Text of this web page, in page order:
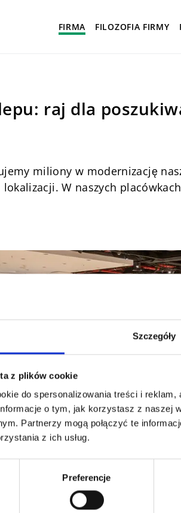
Szczegóły
z plików cookie
do spersonalizowania treści i reklam,
o tym, jak korzystasz z naszej
Partnerzy mogą połączyć te
z ich usług.
Preferencje
FIRMA FILOZOFIA FIRMY
raj dla
miliony w modernizację
W naszych
nowoczesne
będą dla Państwa miłym
najatrakcyjniejszych centrach